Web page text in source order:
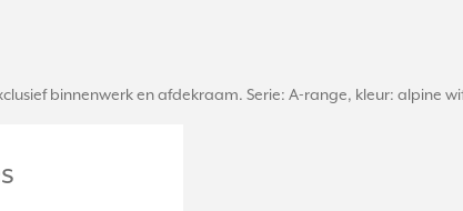
binnenwerk en afdekraam. Serie: A-range, kleur: alpine